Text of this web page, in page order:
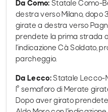
Da Como: Statale Como-
destra verso Milano, dopo
girate a destra verso
prendete la prima strada
l'indicazione Cà Soldato,
parcheggio.
Da Lecco:Statale Lecco-
I° semaforo di Merate
Dopo aver girato